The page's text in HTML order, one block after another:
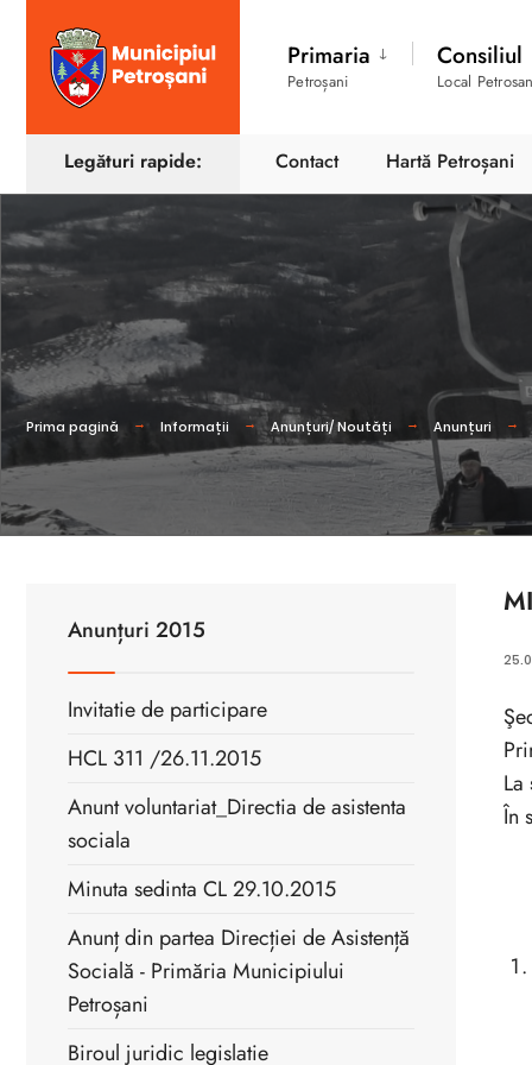
Primaria
Petroșani
Consiliul
Local
Legături rapide: Contact Hartă Petroșani
Prima pagină Informații Anunțuri/ Noutăți Anunțuri
În
Anunțuri 2015
Invitatie de participare
HCL 311 /26.11.2015
Anunt voluntariat_Directia de asistenta
sociala
Minuta sedinta CL 29.10.2015
Anunț din partea Direcției de Asistență
Socială - Primăria Municipiului
Petroșani
Biroul juridic legislatie